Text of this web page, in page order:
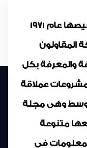
مجلة المقاولون العرب تم ترخيصها عام 1971
المقاولون
والمعرفة بكل
عملاقة
وهى مجلة
متنوعة
فى